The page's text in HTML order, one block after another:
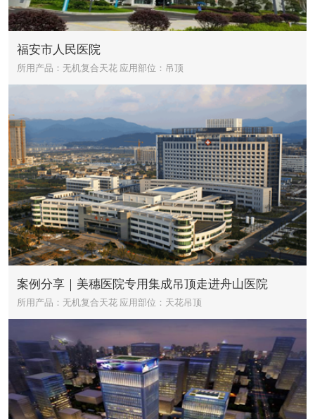
福安市人民医院
所用产品：无机复合天花 应用部位：吊顶
案例分享｜美穗医院专用集成吊顶走进舟山医院
所用产品：无机复合天花 应用部位：天花吊顶